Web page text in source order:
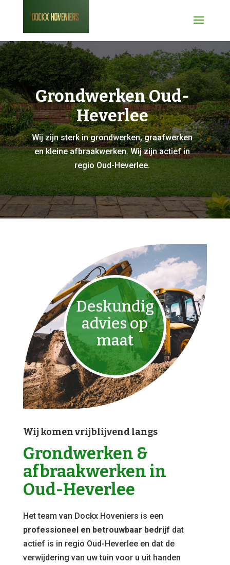
Grondwerken Oud-
Heverlee
Wij zijn sterk in grondwerken, graafwerken
en kleine afbraakwerken. Wij zijn actief in
regio Oud-Heverlee.
Deskundig
advies op
maat
Wij komen vrijblijvend langs
Grondwerken &
afbraakwerken in
Oud-Heverlee
Het team van Dockx Hoveniers is een
professioneel en betrouwbaar bedrijf dat
actief is in regio Oud-Heverlee en dat de
verwijdering van uw tuin voor u uit handen